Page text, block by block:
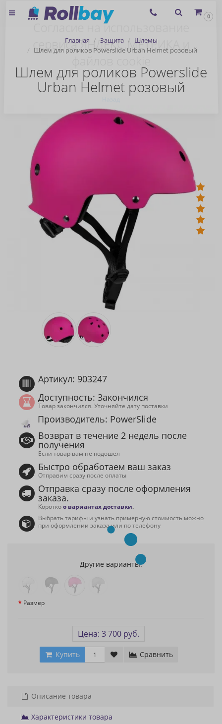
0
Главная Защита
Шлемы
Шлем для роликов Powerslide Urban Helmet розовый
Шлем для роликов Powerslide
Urban Helmet розовый
Артикул: 903247
Доступность: Закончился
Товар закончился. Уточняйте дату поставки
Производитель: PowerSlide
Возврат в течение 2 недель после
получения
Если товар вам не подошел
Быстро обработаем ваш заказ
Отправим сразу после оплаты
Отправка сразу после оформления
заказа.
Короткоо вариантах доставки.
Выбрать тарифы и узнать примерную стоимость можно
при оформлении заказа или по телефону
Другие варианты:
Размер
Цена: 3 700 руб.
Купить Сравнить
Описание товара
Характеристики товара
×
сервиса ЯНДЕКС.МЕТРИКА и
файлов cookie